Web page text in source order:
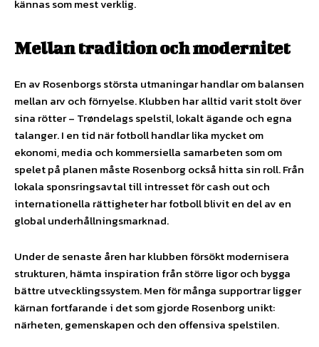
kännas som mest verklig.
Mellan tradition och modernitet
En av Rosenborgs största utmaningar handlar om balansen
mellan arv och förnyelse. Klubben har alltid varit stolt över
sina rötter – Trøndelags spelstil, lokalt ägande och egna
talanger. I en tid när fotboll handlar lika mycket om
ekonomi, media och kommersiella samarbeten som om
spelet på planen måste Rosenborg också hitta sin roll. Från
lokala sponsringsavtal till intresset för cash out och
internationella rättigheter har fotboll blivit en del av en
global underhållningsmarknad.
Under de senaste åren har klubben försökt modernisera
strukturen, hämta inspiration från större ligor och bygga
bättre utvecklingssystem. Men för många supportrar ligger
kärnan fortfarande i det som gjorde Rosenborg unikt:
närheten, gemenskapen och den offensiva spelstilen.